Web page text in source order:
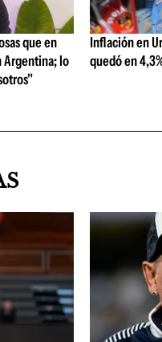
que en
Argentina; lo
Inflación en
quedó en